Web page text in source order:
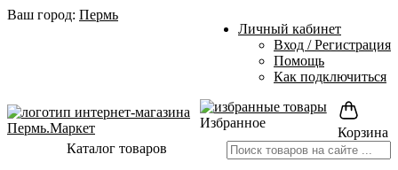
Ваш город: Пермь
Личный кабинет
Вход / Регистрация
Помощь
Как подключиться
Избранное
Корзина
Каталог товаров